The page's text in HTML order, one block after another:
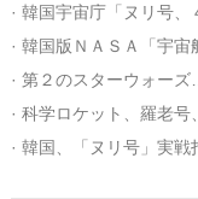
· 第２のスターウォー